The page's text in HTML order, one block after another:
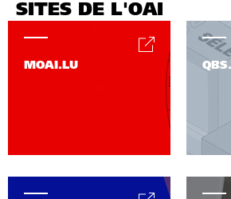
SITES DE L'OAI
MOAI.LU